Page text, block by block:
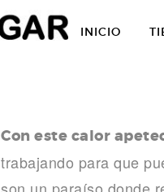
INICIO
Con este calor
trabajando para que